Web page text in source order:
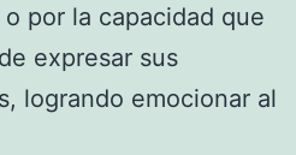
por la capacidad que
expresar sus
logrando emocionar al